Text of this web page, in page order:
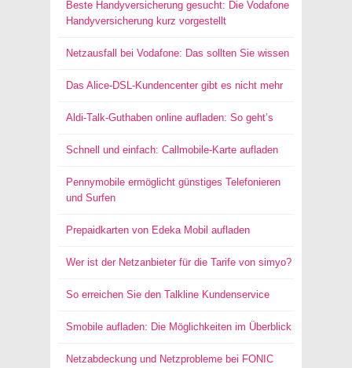
Beste Handyversicherung gesucht: Die Vodafone
Handyversicherung kurz vorgestellt
Netzausfall bei Vodafone: Das sollten Sie wissen
Das Alice-DSL-Kundencenter gibt es nicht mehr
Aldi-Talk-Guthaben online aufladen: So geht’s
Schnell und einfach: Callmobile-Karte aufladen
Pennymobile ermöglicht günstiges Telefonieren
und Surfen
Prepaidkarten von Edeka Mobil aufladen
Wer ist der Netzanbieter für die Tarife von simyo?
So erreichen Sie den Talkline Kundenservice
Smobile aufladen: Die Möglichkeiten im Überblick
Netzabdeckung und Netzprobleme bei FONIC